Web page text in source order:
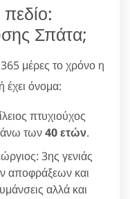
Σπάτα;
μέρες το χρόνο η
όνομα:
πτυχιούχος
άνω των40 ετών.
3ης γενιάς
αποφράξεων και
αλλά και